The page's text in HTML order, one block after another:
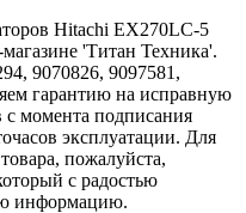
Hitachi EX270LC-5
'Титан Техника'.
9070826, 9097581,
гарантию на исправную
с момента подписания
эксплуатации. Для
пожалуйста,
с радостью
информацию.